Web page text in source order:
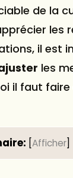
de la
les
il est
les
il faut
Afficher